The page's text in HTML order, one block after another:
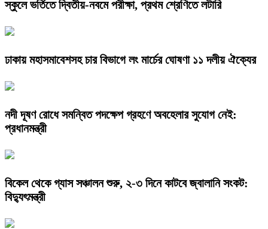
স্কুলে ভর্তিতে দ্বিতীয়-নবমে পরীক্ষা, প্রথম শ্রেণিতে লটারি
ঢাকায় মহাসমাবেশসহ চার বিভাগে লং মার্চের ঘোষণা ১১ দলীয় ঐক্যের
নদী দূষণ রোধে সমন্বিত পদক্ষেপ গ্রহণে অবহেলার সুযোগ নেই:
প্রধানমন্ত্রী
বিকেল থেকে গ্যাস সঞ্চালন শুরু, ২-৩ দিনে কাটবে জ্বালানি সংকট:
বিদ্যুৎমন্ত্রী